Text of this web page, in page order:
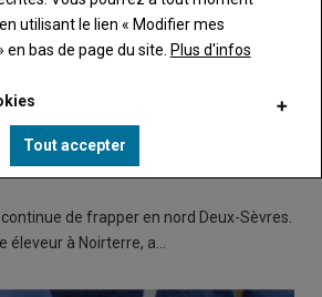
que ramasser des brebis mortes
de frapper en nord Deux-Sèvres.
éleveur à Noirterre, a…
utilisant le lien « Modifier mes
bas de page du site. Plus d'infos
Tout accepter